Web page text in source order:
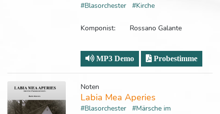
#Blasorchester
#Kirche
Komponist: Rossano Galante
MP3 Demo Probestimme
Noten
Labia Mea Aperies
#Blasorchester
#Märsche im